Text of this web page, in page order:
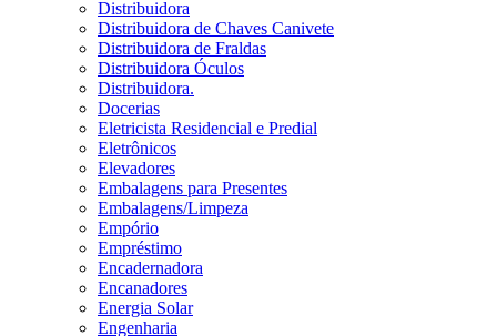
Distribuidora
Distribuidora de Chaves Canivete
Distribuidora de Fraldas
Distribuidora Óculos
Distribuidora.
Docerias
Eletricista Residencial e Predial
Eletrônicos
Elevadores
Embalagens para Presentes
Embalagens/Limpeza
Empório
Empréstimo
Encadernadora
Encanadores
Energia Solar
Engenharia